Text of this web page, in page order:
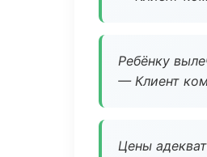
Ребёнку
— Клиент
Цены